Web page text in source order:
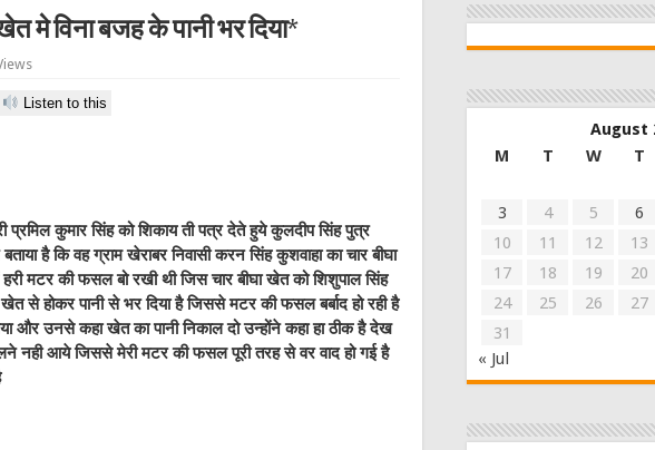
मे विना बजह के पानी भर दिया*
Listen to this
कुमार सिंह को शिकाय ती पत्र देते हुये कुलदीप सिंह पुत्र
है कि वह ग्राम खेराबर निवासी करन सिंह कुशवाहा का चार बीघा
मटर की फसल बो रखी थी जिस चार बीघा खेत को शिशुपाल सिंह
से होकर पानी से भर दिया है जिससे मटर की फसल बर्बाद हो रही है
और उनसे कहा खेत का पानी निकाल दो उन्होंने कहा हा ठीक है देख
नही आये जिससे मेरी मटर की फसल पूरी तरह से वर वाद हो गई है
August
M
T W T
3
4 5 6
10
11 12 13
17
18 19 20
24
25 26 27
31
« Jul